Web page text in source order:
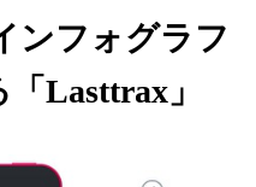
ンフォグラフ
Lasttrax」